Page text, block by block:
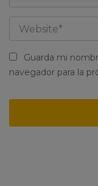
Guarda mi
navegador para la